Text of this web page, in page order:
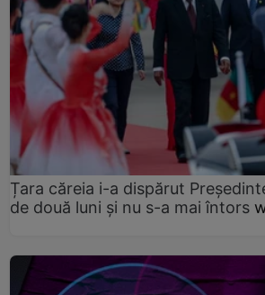
Țara căreia i-a dispărut
de două luni și nu s-a mai întors